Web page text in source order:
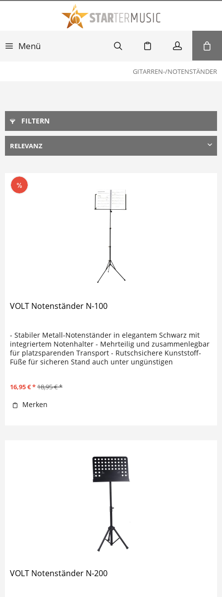
Menü
GITARREN-/NOTENSTÄNDER
FILTERN
VOLT Notenständer N-100
- Stabiler Metall-Notenständer in elegantem Schwarz mit
integriertem Notenhalter - Mehrteilig und zusammenlegbar
für platzsparenden Transport - Rutschsichere Kunststoff-
Füße für sicheren Stand auch unter ungünstigen
16,95 € *18,95 € *
Merken
VOLT Notenständer N-200